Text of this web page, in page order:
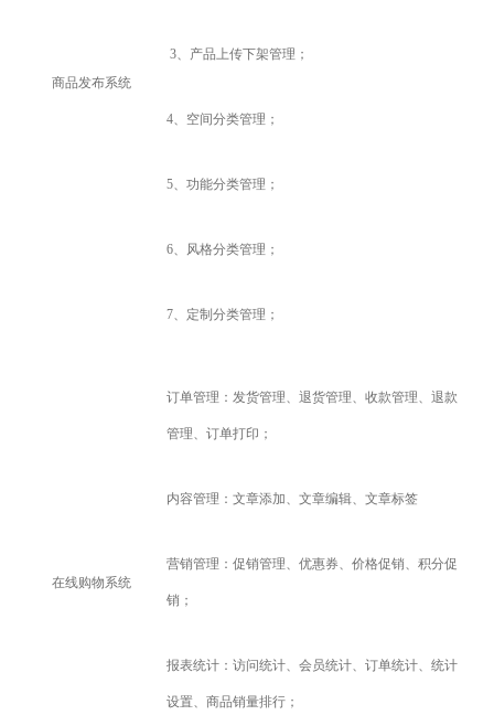
商品发布系统
3、产品上传下架管理；
4、 空间分类管理；
5、功能分类管理；
6、风格分类管理；
7、定制分类管理；
在线购物系统
订单管理：发货管理、退货管理、收款管理、退款
管理、订单打印；
内容管理：文章添加、文章编辑、文章标签
营销管理：促销管理、优惠券、价格促销、积分促
销；
报表统计：访问统计、会员统计、订单统计、统计
设置、商品销量排行；